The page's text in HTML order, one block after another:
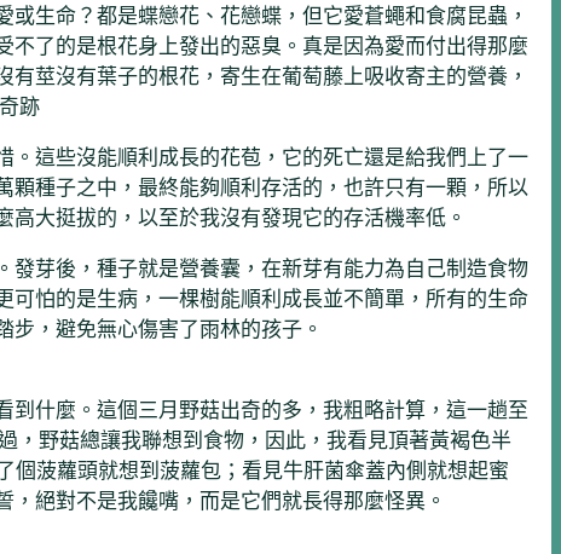
生命？都是蝶戀花、花戀蝶，但它愛蒼蠅和食腐昆蟲，
了的是根花身上發出的惡臭。真是因為愛而付出得那麼
莖沒有葉子的根花，寄生在葡萄藤上吸收寄主的營養，
跡
這些沒能順利成長的花苞，它的死亡還是給我們上了一
種子之中，最終能夠順利存活的，也許只有一顆，所以
大挺拔的，以至於我沒有發現它的存活機率低。
芽後，種子就是營養囊，在新芽有能力為自己制造食物
怕的是生病，一棵樹能順利成長並不簡單，所有的生命
，避免無心傷害了雨林的孩子。
什麼。這個三月野菇出奇的多，我粗略計算，這一趟至
，野菇總讓我聯想到食物，因此，我看見頂著黃褐色半
菠蘿頭就想到菠蘿包；看見牛肝菌傘蓋內側就想起蜜
絕對不是我饞嘴，而是它們就長得那麼怪異。